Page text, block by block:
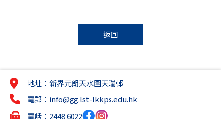
返回
地址：新界元朗天水圍天瑞邨
電郵： info@gg.lst-lkkps.edu.hk
電話：2448 6022